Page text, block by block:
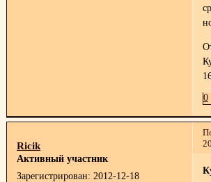
0
Ricik
Активный участник
Зарегистрирован: 2012-12-18